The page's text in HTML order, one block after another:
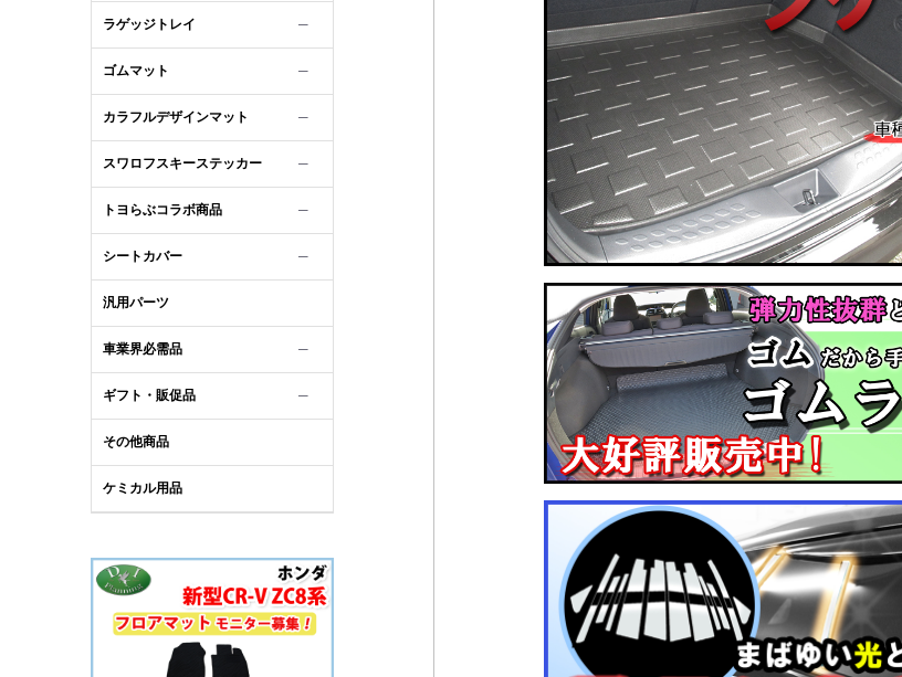
ラゲッジトレイ ─
ゴムマット ─
カラフルデザインマット ─
スワロフスキーステッカー ─
トヨらぶコラボ商品 ─
シートカバー ─
汎用パーツ
車業界必需品 ─
ギフト・販促品 ─
その他商品
ケミカル用品